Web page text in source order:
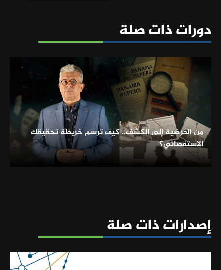
دورات ذات صلة
من الفرضية إلى الكشف.. كيف ترسم خريطة تحقيقك
الاستقصائي؟
إصدارات ذات صلة